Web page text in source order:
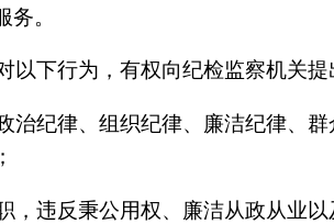
。
下行为，有权向纪检监察机关提
治纪律、组织纪律、廉洁纪律、
，违反秉公用权、廉洁从政从业